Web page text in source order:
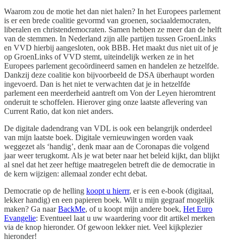
Waarom zou de motie het dan niet halen? In het Europees parlement
is er een brede coalitie gevormd van groenen, sociaaldemocraten,
liberalen en christendemocraten. Samen hebben ze meer dan de helft
van de stemmen. In Nederland zijn alle partijen tussen GroenLinks
en VVD hierbij aangesloten, ook BBB. Het maakt dus niet uit of je
op GroenLinks of VVD stemt, uiteindelijk werken ze in het
Europees parlement gecoördineerd samen en handelen ze hetzelfde.
Dankzij deze coalitie kon bijvoorbeeld de DSA überhaupt worden
ingevoerd. Dan is het niet te verwachten dat je in hetzelfde
parlement een meerderheid aantreft om Von der Leyen hieromtrent
onderuit te schoffelen. Hierover ging onze laatste aflevering van
Current Ratio, dat kon niet anders.
De digitale dadendrang van VDL is ook een belangrijk onderdeel
van mijn laatste boek. Digitale vernieuwingen worden vaak
weggezet als ‘handig’, denk maar aan de Coronapas die volgend
jaar weer terugkomt. Als je wat beter naar het beleid kijkt, dan blijkt
al snel dat het zeer heftige maatregelen betreft die de democratie in
de kern wijzigen: allemaal zonder echt debat.
Democratie op de helling koopt u hierrr, er is een e-book (digitaal,
lekker handig) en een papieren boek. Wilt u mijn gegraaf mogelijk
maken? Ga naarBackMe, of u koopt mijn andere boek, Het Euro
Evangelie: Eventueel laat u uw waardering voor dit artikel merken
via de knop hieronder. Of gewoon lekker niet. Veel kijkplezier
hieronder!